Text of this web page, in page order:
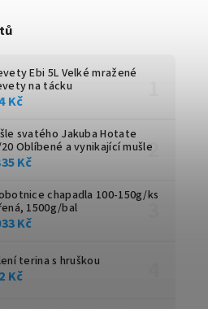
Ebi 5L Velké mražené
na tácku
Kč
svatého Jakuba Hotate
Oblíbené a vynikající mušle
Kč
chapadla 100-150g/ks
1500g/bal
Kč
terina s hruškou
Kč